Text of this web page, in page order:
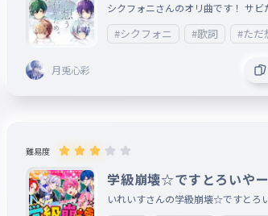
シクフォニさんのオリ曲です！ サビ
#シクフォニ #歌詞 #ただ
月兎心彩
難易度
学級崩壊☆ですとろいやー
いれいすさんの学級崩壊☆ですとろ